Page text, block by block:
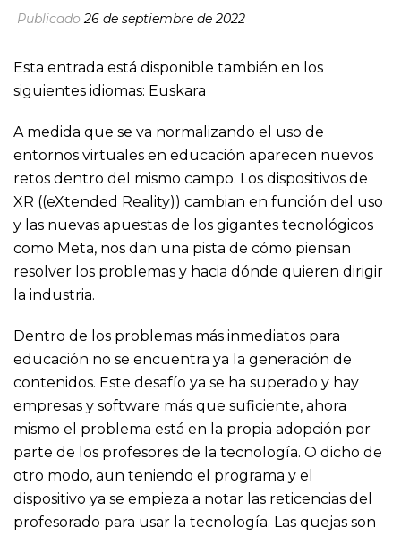
Publicado26 de septiembre de 2022
Esta entrada está disponible también en los
siguientes idiomas: Euskara
A medida que se va normalizando el uso de
entornos virtuales en educación aparecen nuevos
retos dentro del mismo campo. Los dispositivos de
XR ((eXtended Reality)) cambian en función del uso
y las nuevas apuestas de los gigantes tecnológicos
como Meta, nos dan una pista de cómo piensan
resolver los problemas y hacia dónde quieren dirigir
la industria.
Dentro de los problemas más inmediatos para
educación no se encuentra ya la generación de
contenidos. Este desafío ya se ha superado y hay
empresas y software más que suficiente, ahora
mismo el problema está en la propia adopción por
parte de los profesores de la tecnología. O dicho de
otro modo, aun teniendo el programa y el
dispositivo ya se empieza a notar las reticencias del
profesorado para usar la tecnología. Las quejas son